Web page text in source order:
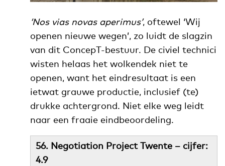
‘Nos vias novas aperimus’, oftewel ‘Wij
openen nieuwe wegen’, zo luidt de slagzin
van dit ConcepT-bestuur. De civiel technici
wisten helaas het wolkendek niet te
openen, want het eindresultaat is een
ietwat grauwe productie, inclusief (te)
drukke achtergrond. Niet elke weg leidt
naar een fraaie eindbeoordeling.
56. Negotiation Project Twente – cijfer:
4.9